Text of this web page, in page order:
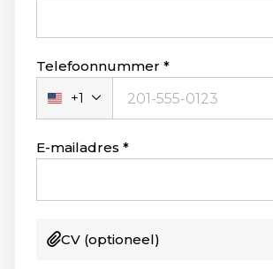
Telefoonnummer
Verenigde
Staten
+1
+1
E-mailadres
CV (optioneel)